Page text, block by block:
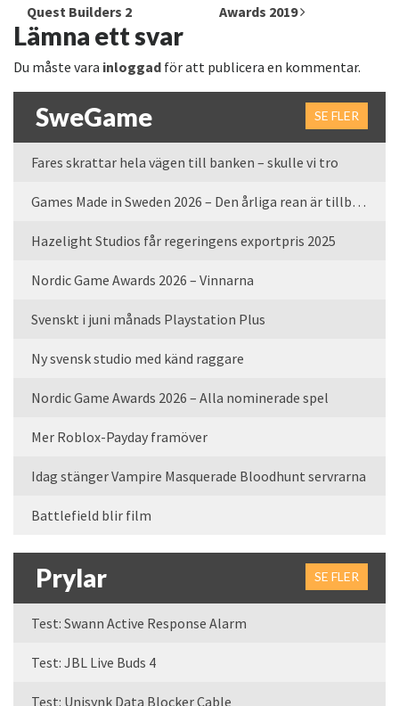
Quest Builders 2 Awards 2019
Lämna ett svar
Du måste vara inloggad för att publicera en kommentar.
SweGame SE FLER
Fares skrattar hela vägen till banken – skulle vi tro
Games Made in Sweden 2026 – Den årliga rean är tillbaka
Hazelight Studios får regeringens exportpris 2025
Nordic Game Awards 2026 – Vinnarna
Svenskt i juni månads Playstation Plus
Ny svensk studio med känd raggare
Nordic Game Awards 2026 – Alla nominerade spel
Mer Roblox-Payday framöver
Idag stänger Vampire Masquerade Bloodhunt servrarna
Battlefield blir film
Prylar SE FLER
Test: Swann Active Response Alarm
Test: JBL Live Buds 4
Test: Unisynk Data Blocker Cable